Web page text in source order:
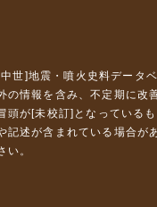
世]地震・噴火史料データ
の情報を含み、不定期に改
頭が[未校訂]となっている
記述が含まれている場合が
い。